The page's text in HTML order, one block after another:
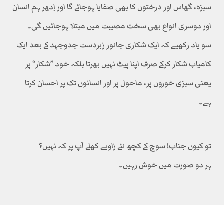
سبزہ، گھاس اور درختوں کا بھی صفایا ہوجائے گا اور اِدھر ہم انسان
اور دوسری انواع بھی سخت مصیبت میں مبتلا ہوجائیں گی۔
سو یاد رکھیے کہ ایک شکاری جانور زبردست جدوجہد کے بعد ایک
کامیاب شکار کرکے صرف اپنا پیٹ نہیں بھرتا بلکہ خود ’’شکار‘‘ پر
یعنی سبزی خوروں پر، ماحول پر اور انسانوں تک پر احسان کرتا
ہے۔
تو کیوں جناب! سوچ کے کچھ نئے زاویے کھلے آپ پر کہ نہیں؟
ہر دو صورت میں خوش رہیں۔